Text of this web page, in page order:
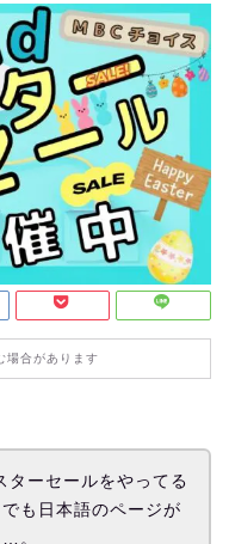
場合があります
ターセールをやってる
も日本語のページが
。